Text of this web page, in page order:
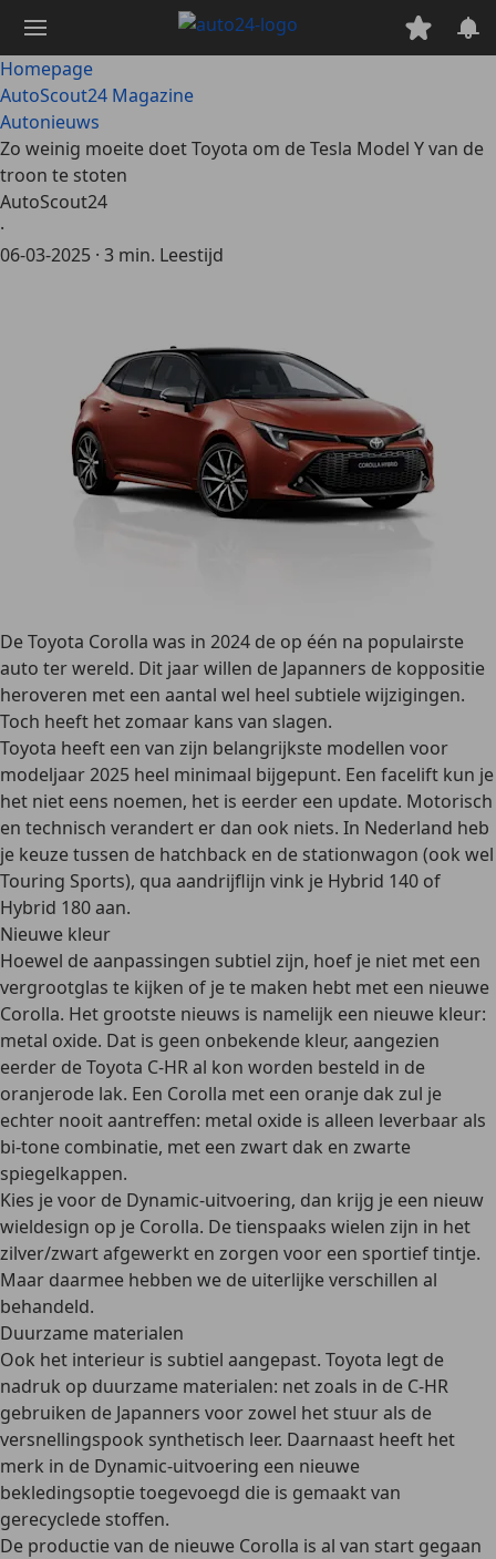
naar
hoofdinhoud
Homepage
AutoScout24 Magazine
Autonieuws
Zo weinig moeite doet Toyota om de Tesla Model Y van de
troon te stoten
AutoScout24
·
06-03-2025 · 3 min. Leestijd
De Toyota Corolla was in 2024 de op één na populairste
auto ter wereld. Dit jaar willen de Japanners de koppositie
heroveren met een aantal wel heel subtiele wijzigingen.
Toch heeft het zomaar kans van slagen.
Toyota heeft een van zijn belangrijkste modellen voor
modeljaar 2025 heel minimaal bijgepunt. Een facelift kun je
het niet eens noemen, het is eerder een update. Motorisch
en technisch verandert er dan ook niets. In Nederland heb
je keuze tussen de hatchback en de stationwagon (ook wel
Touring Sports), qua aandrijflijn vink je Hybrid 140 of
Hybrid 180 aan.
Nieuwe kleur
Hoewel de aanpassingen subtiel zijn, hoef je niet met een
vergrootglas te kijken of je te maken hebt met een nieuwe
Corolla. Het grootste nieuws is namelijk een nieuwe kleur:
metal oxide. Dat is geen onbekende kleur, aangezien
eerder de Toyota C-HR al kon worden besteld in de
oranjerode lak. Een Corolla met een oranje dak zul je
echter nooit aantreffen: metal oxide is alleen leverbaar als
bi-tone combinatie, met een zwart dak en zwarte
spiegelkappen.
Kies je voor de Dynamic-uitvoering, dan krijg je een nieuw
wieldesign op je Corolla. De tienspaaks wielen zijn in het
zilver/zwart afgewerkt en zorgen voor een sportief tintje.
Maar daarmee hebben we de uiterlijke verschillen al
behandeld.
Duurzame materialen
Ook het interieur is subtiel aangepast. Toyota legt de
nadruk op duurzame materialen: net zoals in de C-HR
gebruiken de Japanners voor zowel het stuur als de
versnellingspook synthetisch leer. Daarnaast heeft het
merk in de Dynamic-uitvoering een nieuwe
bekledingsoptie toegevoegd die is gemaakt van
gerecyclede stoffen.
De productie van de nieuwe Corolla is al van start gegaan